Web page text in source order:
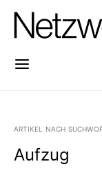
ARTIKEL NACH
Aufzug